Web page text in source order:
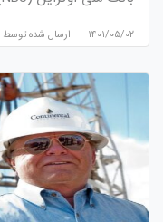
۱۴۰۱/۰۵/۰۲ ارسال شده توسط